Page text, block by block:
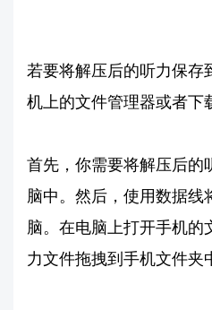
若要将解压后的听力保存
机上的文件管理器或者下
首先，你需要将解压后的
脑中。然后，使用数据线
脑。在电脑上打开手机的
力文件拖拽到手机文件夹